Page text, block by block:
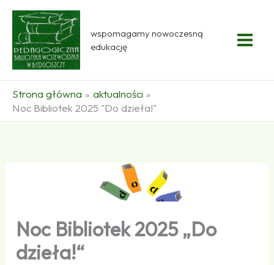
Przejdź
treści
wspomagamy nowoczesną
edukację
Strona główna
aktualności
Noc Bibliotek 2025 "Do dzieła!"
Noc Bibliotek 2025 „Do
dzieła!“